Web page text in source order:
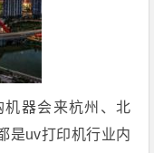
器会来杭州、北
是uv打印机行业内